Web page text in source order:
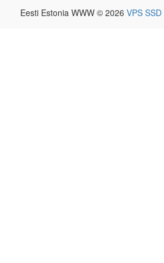
Eesti Estonia WWW © 2026 VPS